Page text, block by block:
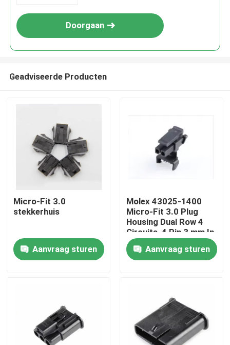
Thuis
Over ons
Doorgaan
Geadviseerde Producten
Micro-Fit 3.0
stekkerhuis
Aanvraag sturen
Molex 43025-1400
Micro-Fit 3.0 Plug
Housing Dual Row 4
Circuits, 4 Pin 3 mm In
voorraad 43025-1400
Aanvraag sturen